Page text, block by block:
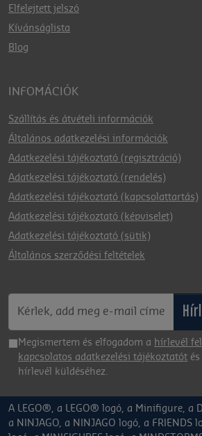
Elfelejtett jelszó
Kívánságlista
Blog
INFOMÁCIÓK
Szállítás és átvételi információk
Általános adatkezelési információk
Adatkezelési tájékoztató (regisztráció)
Adatkezelési tájékoztató (rendelés)
Adatkezelési tájékoztató (kapcsolattartás)
Adatkezelési tájékoztató (képviselet)
Adatkezelési tájékoztató (sütik)
Általános szerződési feltételek
Megismertem és elfogadom a hírlevél
kapcsolatos adatkezelési tájékoztatót
hírlevél küldéséhez.
A LEGO®, a LEGO® logó, a Minifigure, a
a NINJAGO, a NINJAGO logó, a FRIENDS